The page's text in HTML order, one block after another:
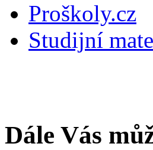
Proškoly.cz
Studijní
Dále Vás